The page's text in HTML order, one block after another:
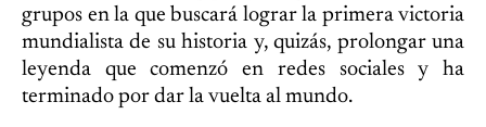
grupos en la que buscará lograr la primera victoria
mundialista de su historia y, quizás, prolongar una
leyenda que comenzó en redes sociales y ha
terminado por dar la vuelta al mundo.